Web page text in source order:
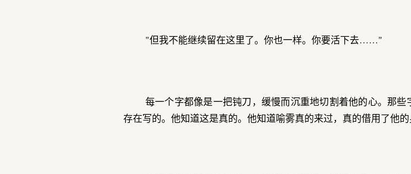
"但我不能继续留在这里了。你也一样。你要活下去……"
每一个字都像是一把钝刀，缓慢而沉重地切割着他的心。那
存在写的。他知道这是真的。他知道喻雾真的来过，真的借用了他